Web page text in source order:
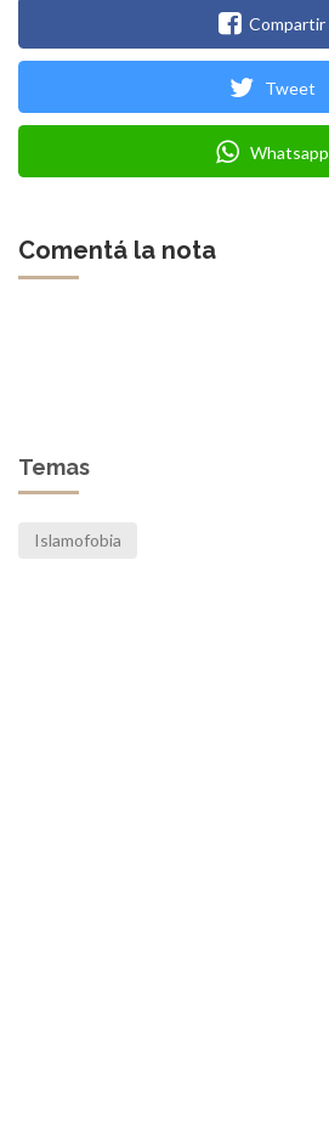
Compartir
Tweet
Whatsapp
Comentá la nota
Temas
Islamofobia